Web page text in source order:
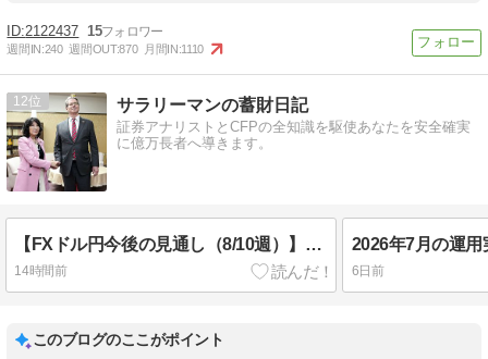
2122437 15
週間IN:240 週間OUT:870 月間IN:1110
12 サラリーマンの蓄財日記
証券アナリストとCFPの全知識を駆使あなたを安全確実
に億万長者へ導きます。
【FXドル円今後の見通し（8/10週）】利上げ観測と中東情勢がカギ！予想レンジは・・
14時間前
2026年7月の運
6日前
このブログのここがポイント